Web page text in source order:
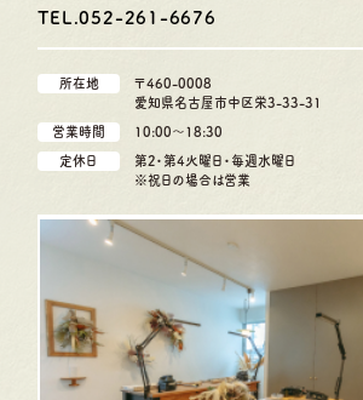
TEL.052-261-6676
所在地
〒460-0008
愛知県名古屋市中区栄3-33-31
営業時間 10:00〜18:30
定休日
第2・第4火曜日・毎週水曜日
※祝日の場合は営業